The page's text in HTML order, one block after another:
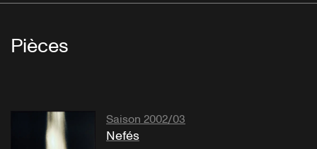
Pièces
Saison 2002/03
Nefés